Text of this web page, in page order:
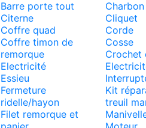
Barre porte tout
Citerne
Coffre quad
Coffre timon de
remorque
Electricité
Essieu
Fermeture
ridelle/hayon
Filet remorque et
Charbon
Cliquet
Corde
Cosse
Crochet
Kit
treuil